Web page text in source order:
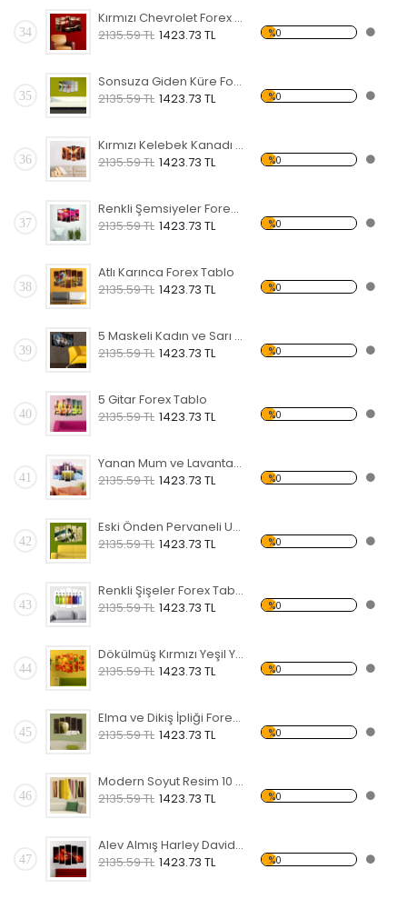
34
Kırmızı Chevrolet Forex Tablo
2135.59 TL 1423.73 TL %0
35
Sonsuza Giden Küre Forex Tablo
2135.59 TL 1423.73 TL %0
36
Kırmızı Kelebek Kanadı Forex Tablo
2135.59 TL 1423.73 TL %0
37
Renkli Şemsiyeler Forex Tablo
2135.59 TL 1423.73 TL %0
38
Atlı Karınca Forex Tablo
2135.59 TL 1423.73 TL %0
39
5 Maskeli Kadın ve Sarı Koltuk Forex Tablo
2135.59 TL 1423.73 TL %0
40
5 Gitar Forex Tablo
2135.59 TL 1423.73 TL %0
41
Yanan Mum ve Lavanta Forex Tablo
2135.59 TL 1423.73 TL %0
42
Eski Önden Pervaneli Uçak Forex Tablo
2135.59 TL 1423.73 TL %0
43
Renkli Şişeler Forex Tablo
2135.59 TL 1423.73 TL %0
44
Dökülmüş Kırmızı Yeşil Yapraklar Forex Tablo
2135.59 TL 1423.73 TL %0
45
Elma ve Dikiş İpliği Forex Tablo
2135.59 TL 1423.73 TL %0
46
Modern Soyut Resim 10 Forex Tablo
2135.59 TL 1423.73 TL %0
47
Alev Almış Harley Davidson Forex Tablo
2135.59 TL 1423.73 TL %0